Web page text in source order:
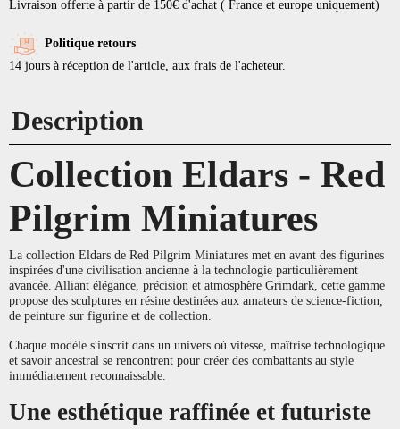
Livraison offerte à partir de 150€ d'achat ( France et europe uniquement)
Politique retours
14 jours à réception de l'article, aux frais de l'acheteur.
Description
Collection Eldars - Red
Pilgrim Miniatures
La collection Eldars de Red Pilgrim Miniatures met en avant des figurines
inspirées d'une civilisation ancienne à la technologie particulièrement
avancée. Alliant élégance, précision et atmosphère Grimdark, cette gamme
propose des sculptures en résine destinées aux amateurs de science-fiction,
de peinture sur figurine et de collection.
Chaque modèle s'inscrit dans un univers où vitesse, maîtrise technologique
et savoir ancestral se rencontrent pour créer des combattants au style
immédiatement reconnaissable.
Une esthétique raffinée et futuriste